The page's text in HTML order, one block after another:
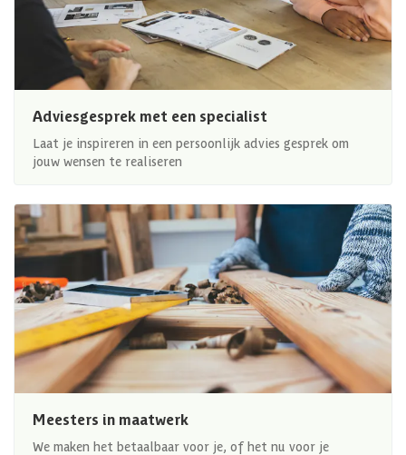
Adviesgesprek met een specialist
Laat je inspireren in een persoonlijk advies gesprek om
jouw wensen te realiseren
Meesters in maatwerk
We maken het betaalbaar voor je, of het nu voor je